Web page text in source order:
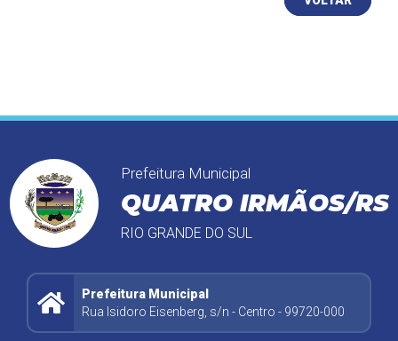
Prefeitura Municipal
QUATRO IRMÃOS/RS
RIO GRANDE DO SUL
Prefeitura Municipal
Rua Isidoro Eisenberg, s/n - Centro - 99720-000